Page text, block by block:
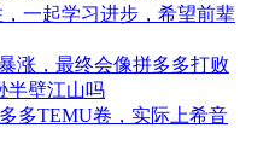
一起学习进步，希望前辈
涨，最终会像拼多多打败
半壁江山吗
多TEMU卷，实际上希音